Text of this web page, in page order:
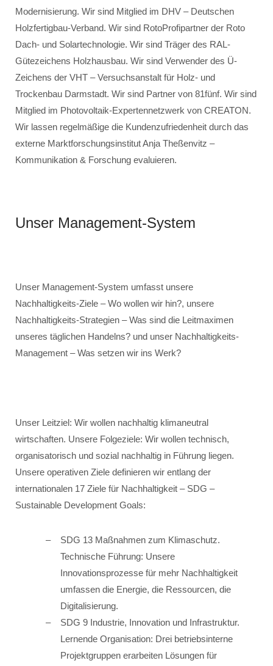
Modernisierung. Wir sind Mitglied im DHV – Deutschen
Holzfertigbau-Verband. Wir sind RotoProfipartner der Roto
Dach- und Solartechnologie. Wir sind Träger des RAL-
Gütezeichens Holzhausbau. Wir sind Verwender des Ü-
Zeichens der VHT – Versuchsanstalt für Holz- und
Trockenbau Darmstadt. Wir sind Partner von 81fünf. Wir sind
Mitglied im Photovoltaik-Expertennetzwerk von CREATON.
Wir lassen regelmäßige die Kundenzufriedenheit durch das
externe Marktforschungsinstitut Anja Theßenvitz –
Kommunikation & Forschung evaluieren.
Unser Management-System
Unser Management-System umfasst unsere
Nachhaltigkeits-Ziele – Wo wollen wir hin?, unsere
Nachhaltigkeits-Strategien – Was sind die Leitmaximen
unseres täglichen Handelns? und unser Nachhaltigkeits-
Management – Was setzen wir ins Werk?
Unser Leitziel: Wir wollen nachhaltig klimaneutral
wirtschaften. Unsere Folgeziele: Wir wollen technisch,
organisatorisch und sozial nachhaltig in Führung liegen.
Unsere operativen Ziele definieren wir entlang der
internationalen 17 Ziele für Nachhaltigkeit – SDG –
Sustainable Development Goals:
SDG 13 Maßnahmen zum Klimaschutz.
Technische Führung: Unsere
Innovationsprozesse für mehr Nachhaltigkeit
umfassen die Energie, die Ressourcen, die
Digitalisierung.
SDG 9 Industrie, Innovation und Infrastruktur.
Lernende Organisation: Drei betriebsinterne
Projektgruppen erarbeiten Lösungen für